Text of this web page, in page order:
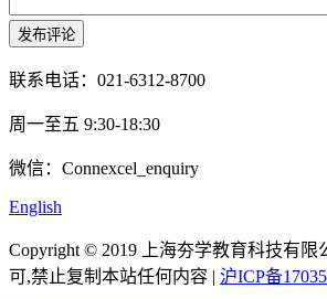
联系电话：021-6312-8700
周一至五 9:30-18:30
微信：Connexcel_enquiry
English
Copyright © 2019 上海夯学教育科技有限
可,禁止复制本站任何内容 | 沪ICP备